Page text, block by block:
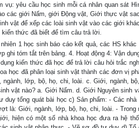
vụ: yêu cầu học sinh mỗi cá nhân quan sát
các giới Nấm, giới Động vật, Giới thực vật
vật để xếp các loài sinh vật vào các giới
thức đã biết để tìm câu trả lời.
1 học sinh báo cáo kết quả, các HS
ghi tóm tắt trên bảng. 4. Hoạt động 4: Vận
kiến thức đã học để trả lời câu hỏi trắc
học đã phân loại sinh vật thành các đơn vị
ngành, lớp, bộ, họ, chi, loài. c. Giới, ngành,
vật nào? a. Giới Nấm. d. Giới Nguyên
duy tổng quát bài học c) Sản phẩm: - Các
là: Giới, ngành, lớp, bộ, họ, chi, loài. -
hiện có một số nhà khoa học đưa ra hệ